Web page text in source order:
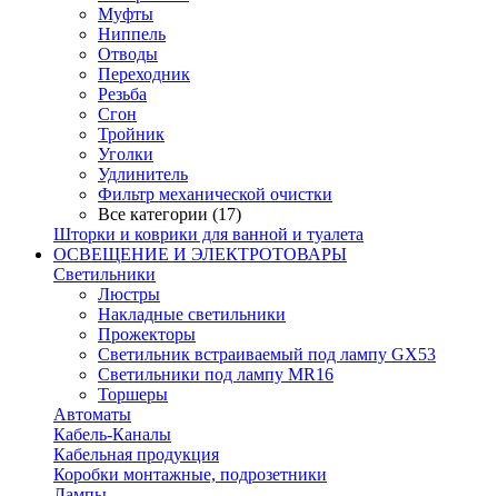
Муфты
Ниппель
Отводы
Переходник
Резьба
Сгон
Тройник
Уголки
Удлинитель
Фильтр механической очистки
Все категории (17)
Шторки и коврики для ванной и туалета
ОСВЕЩЕНИЕ И ЭЛЕКТРОТОВАРЫ
Светильники
Люстры
Накладные светильники
Прожекторы
Светильник встраиваемый под лампу GX53
Светильники под лампу MR16
Торшеры
Автоматы
Кабель-Каналы
Кабельная продукция
Коробки монтажные, подрозетники